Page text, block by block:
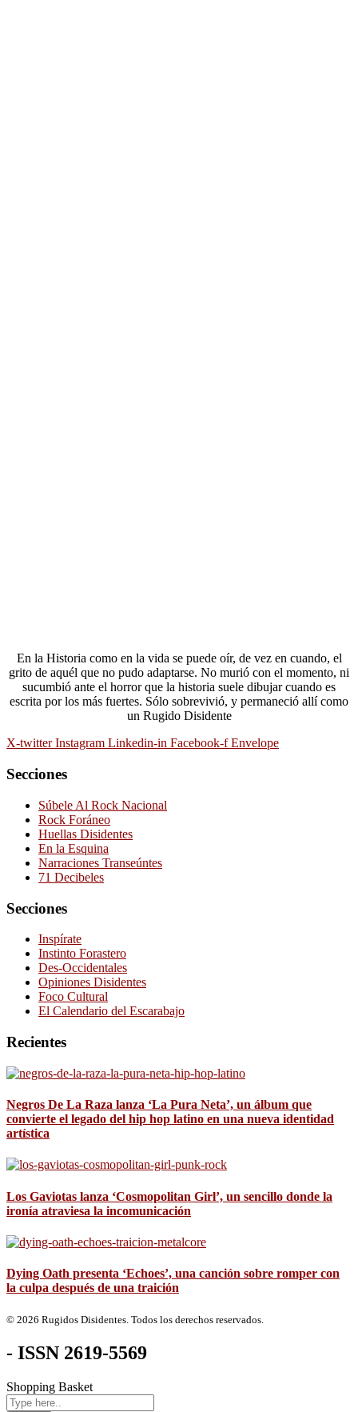
En la Historia como en la vida se puede oír, de vez en cuando, el
grito de aquél que no pudo adaptarse. No murió con el momento, ni
sucumbió ante el horror que la historia suele dibujar cuando es
escrita por los más fuertes. Sólo sobrevivió, y permaneció allí como
un Rugido Disidente
X-twitter Instagram Linkedin-in Facebook-f Envelope
Secciones
Súbele Al Rock Nacional
Rock Foráneo
Huellas Disidentes
En la Esquina
Narraciones Transeúntes
71 Decibeles
Secciones
Inspírate
Instinto Forastero
Des-Occidentales
Opiniones Disidentes
Foco Cultural
El Calendario del Escarabajo
Recientes
Negros De La Raza lanza ‘La Pura Neta’, un álbum que
convierte el legado del hip hop latino en una nueva identidad
artística
Los Gaviotas lanza ‘Cosmopolitan Girl’, un sencillo donde la
ironía atraviesa la incomunicación
Dying Oath presenta ‘Echoes’, una canción sobre romper con
la culpa después de una traición
© 2026 Rugidos Disidentes. Todos los derechos reservados.
- ISSN 2619-5569
Shopping Basket